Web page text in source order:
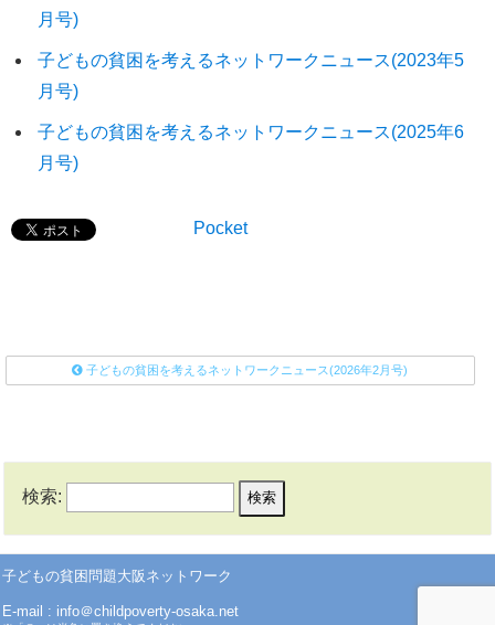
月号)
子どもの貧困を考えるネットワークニュース(2023年5
月号)
子どもの貧困を考えるネットワークニュース(2025年6
月号)
Pocket
子どもの貧困を考えるネットワークニュース(2026年2月号)
検索:
子どもの貧困問題大阪ネットワーク
E-mail : info＠childpoverty-osaka.net